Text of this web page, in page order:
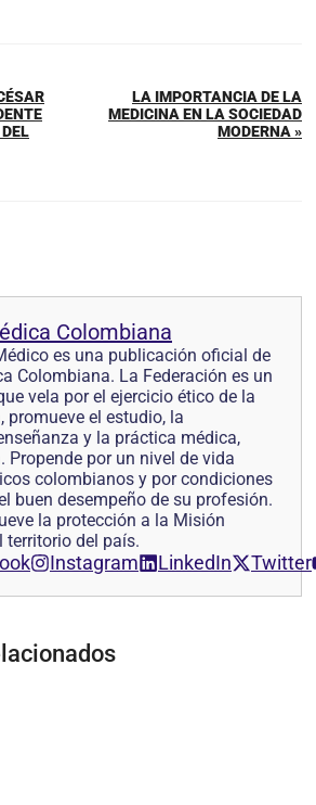
LA IMPORTANCIA DE LA
MEDICINA EN LA SOCIEDAD
MODERNA »
Colombiana
es una publicación oficial de
Colombiana. La Federación es un
vela por el ejercicio ético de la
promueve el estudio, la
y la práctica médica,
Propende por un nivel de vida
colombianos y por condiciones
buen desempeño de su profesión.
la protección a la Misión
territorio del país.
Instagram LinkedIn Twitter